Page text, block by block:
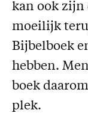
kan ook zijn
moeilijk
Bijbelboek
hebben.
boek
plek.